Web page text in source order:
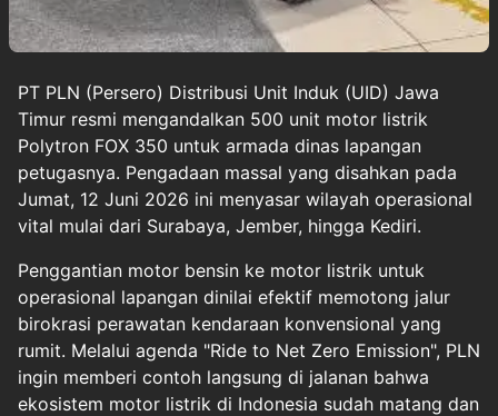
PT PLN (Persero) Distribusi Unit Induk (UID) Jawa
Timur resmi mengandalkan 500 unit motor listrik
Polytron FOX 350 untuk armada dinas lapangan
petugasnya. Pengadaan massal yang disahkan pada
Jumat, 12 Juni 2026 ini menyasar wilayah operasional
vital mulai dari Surabaya, Jember, hingga Kediri.
Penggantian motor bensin ke motor listrik untuk
operasional lapangan dinilai efektif memotong jalur
birokrasi perawatan kendaraan konvensional yang
rumit. Melalui agenda "Ride to Net Zero Emission", PLN
ingin memberi contoh langsung di jalanan bahwa
ekosistem motor listrik di Indonesia sudah matang dan